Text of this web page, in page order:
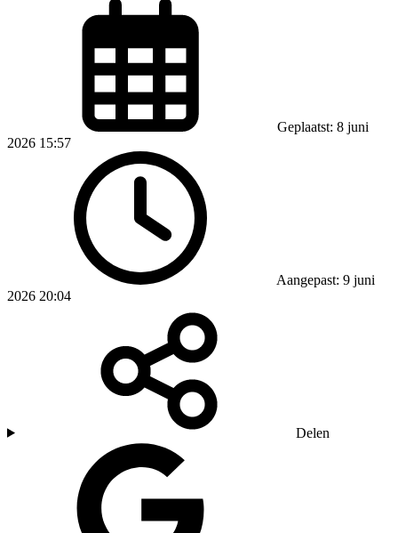
Geplaatst: 8 juni
2026 15:57
Aangepast: 9 juni
2026 20:04
Delen